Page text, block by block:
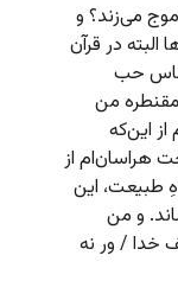
می‌زند؟ و
در قرآن
حب
من
این‌که
هراسان‌ام از
طبیعت، این
و من
خدا / ور نه